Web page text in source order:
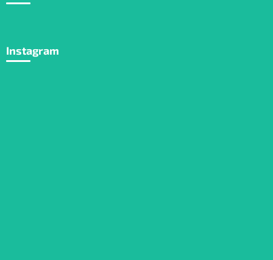
Instagram